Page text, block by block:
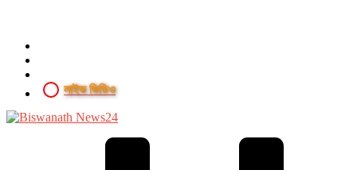
লাইভ ভিডিও